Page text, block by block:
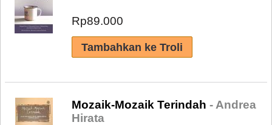
Rp89.000
Mozaik-Mozaik Terindah - Andrea
Hirata